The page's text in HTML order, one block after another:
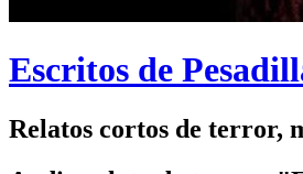
Escritos de
Relatos cortos de terror,